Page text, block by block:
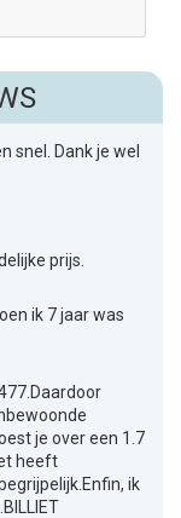
snel. Dank je wel
prijs.
ik 7 jaar was
je over een 1.7
heeft
ik